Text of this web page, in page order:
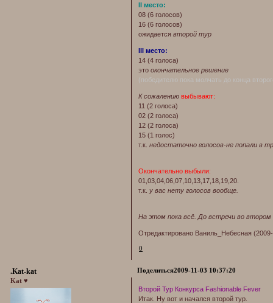
II место:
08 (6 голосов)
16 (6 голосов)
ожидается второй тур
III место:
14 (4 голоса)
это окончательное решение
(победителю пока молчать до конца
К сожалению выбывают:
11 (2 голоса)
02 (2 голоса)
12 (2 голоса)
15 (1 голос)
т.к. недостаточно голосов-не попали в
Окончательно выбыли:
01,03,04,06,07,10,13,17,18,19,20.
т.к. у вас нету голосов вообще.
На этом пока всё. До встречи во
Отредактировано Ваниль_Небесная
0
Поделиться2009-11-03 10:37:20
.Kat-kat
Kat ♥
Второй Тур Конкурса Fashionable Fever
Итак. Ну вот и начался второй тур.